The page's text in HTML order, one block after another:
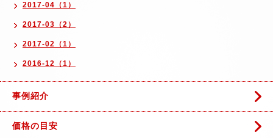
2017-04（1）
2017-03（2）
2017-02（1）
2016-12（1）
事例紹介
価格の目安